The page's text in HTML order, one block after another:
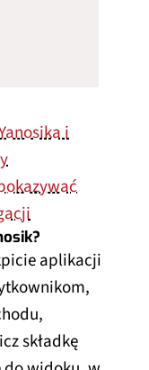
i
aplikacji
składkę